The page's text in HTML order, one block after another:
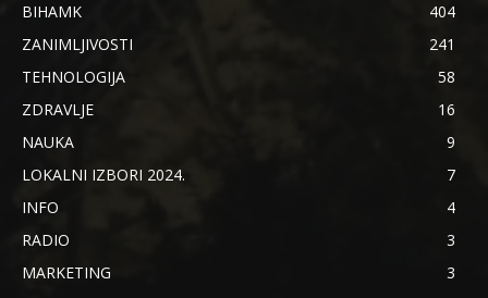
BIHAMK
404
ZANIMLJIVOSTI
241
TEHNOLOGIJA
58
ZDRAVLJE
16
NAUKA
9
LOKALNI IZBORI 2024.
7
INFO
4
RADIO
3
MARKETING
3